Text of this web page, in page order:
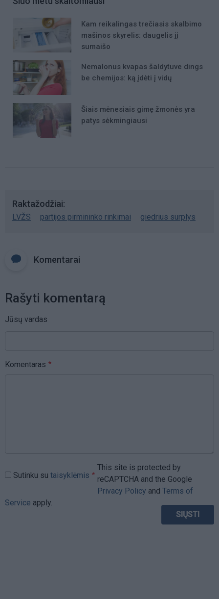
Kam reikalingas trečiasis skalbimo
mašinos skyrelis: daugelis jį
sumaišo
Nemalonus kvapas šaldytuve dings
be chemijos: ką įdėti į vidų
Šiais mėnesiais gimę žmonės yra
patys sėkmingiausi
Raktažodžiai
LVŽS partijos pirmininko rinkimai giedrius surplys
Komentarai
Rašyti komentarą
Jūsų vardas
Komentaras
Sutinku su taisyklėmis
This site is protected by
reCAPTCHA and the Google
Privacy Policy and Terms of
Service apply.